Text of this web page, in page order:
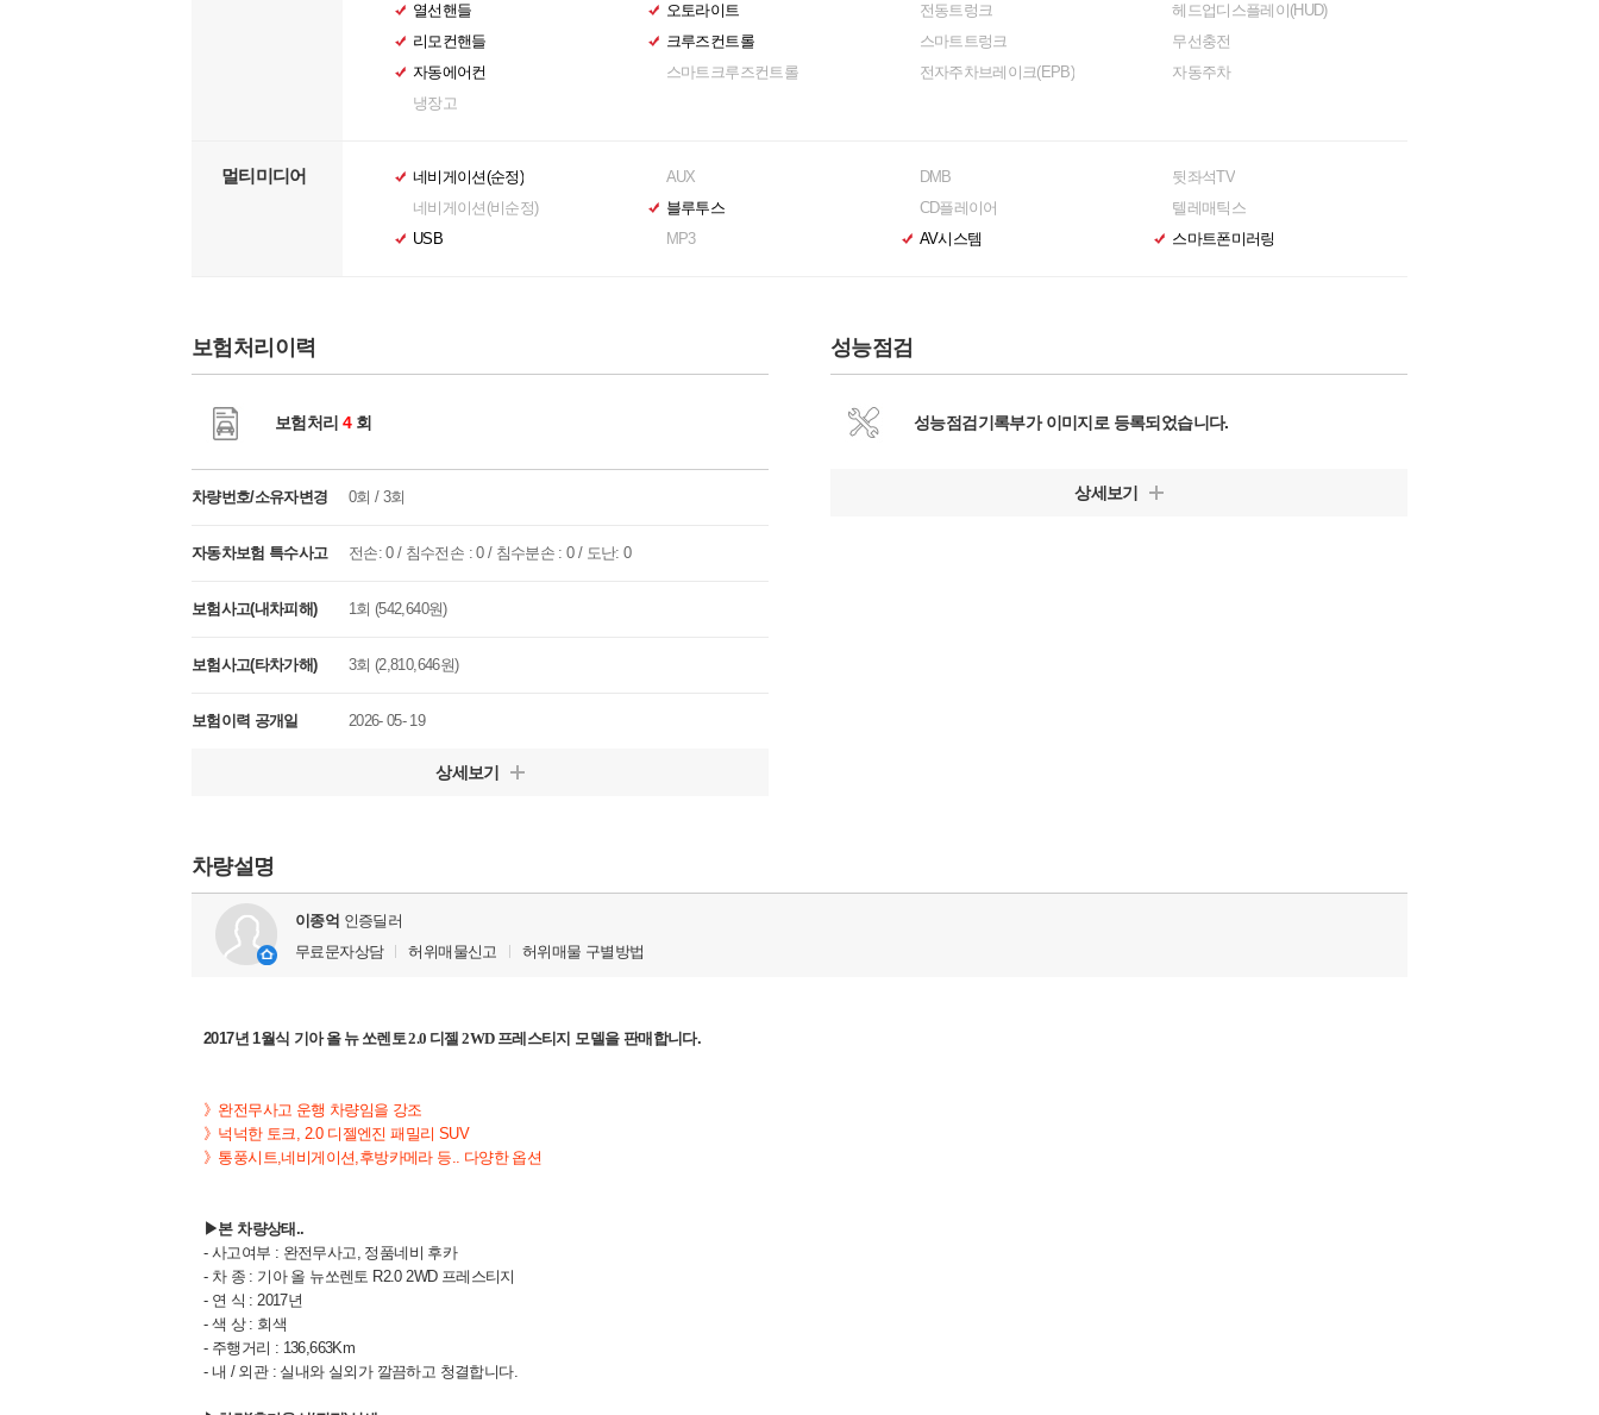
열선핸들
리모컨핸들
자동에어컨
오토라이트
크루즈컨트롤
스마트크루즈컨트롤
전동트렁크
스마트트렁크
전자주차브레이크(EPB)
헤드업디스플레이(HUD)
무선충전
자동주차
냉장고
멀티미디어
네비게이션(순정)
네비게이션(비순정)
USB
AUX
블루투스
MP3
DMB
CD플레이어
AV시스템
뒷좌석TV
텔레매틱스
스마트폰미러링
보험처리이력
보험처리 4회
차량번호/소유자변경 0회 / 3회
자동차보험 특수사고 전손: 0 / 침수전손 : 0 / 침수분손 : 0 / 도난: 0
보험사고(내차피해) 1회 (542,640원)
보험사고(타차가해) 3회 (2,810,646원)
보험이력 공개일 2026- 05- 19
상세보기
성능점검
성능점검기록부가 이미지로 등록되었습니다.
상세보기
차량설명
이종억 인증딜러
무료문자상담
허위매물신고 허위매물 구별방법
2017년 1월식 기아 올 뉴 쏘렌토 2.0 디젤 2WD 프레스티지 모델을 판매합니다.
》완전무사고 운행 차량임을 강조
》넉넉한 토크, 2.0 디젤엔진 패밀리 SUV
》통풍시트,네비게이션,후방카메라 등.. 다양한 옵션
▶본 차량상태..
- 사고여부 : 완전무사고, 정품네비 후카
- 차 종 : 기아 올 뉴쏘렌토 R2.0 2WD 프레스티지
- 연 식 : 2017년
- 색 상 : 회색
- 주행거리 : 136,663Km
- 내 / 외관 : 실내와 실외가 깔끔하고 청결합니다.